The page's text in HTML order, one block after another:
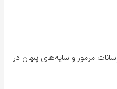
مرموز و سایه‌های پنهان در